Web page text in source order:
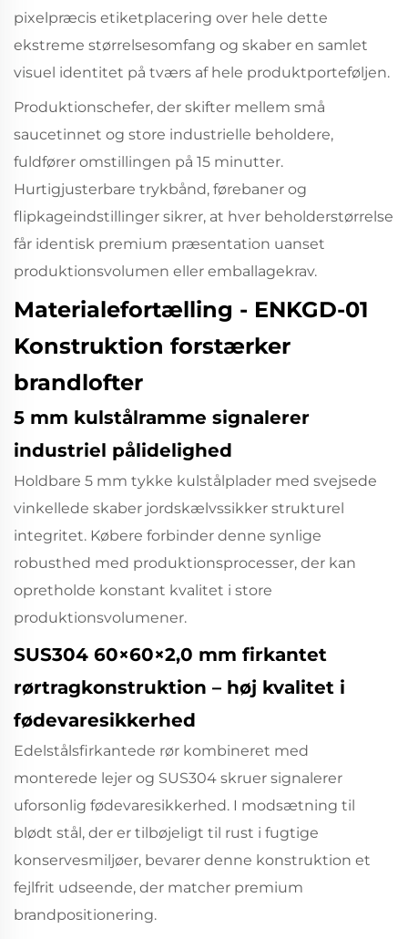
pixelpræcis etiketplacering over hele dette
ekstreme størrelsesomfang og skaber en samlet
visuel identitet på tværs af hele produktporteføljen.
Produktionschefer, der skifter mellem små
saucetinnet og store industrielle beholdere,
fuldfører omstillingen på 15 minutter.
Hurtigjusterbare trykbånd, førebaner og
flipkageindstillinger sikrer, at hver beholderstørrelse
får identisk premium præsentation uanset
produktionsvolumen eller emballagekrav.
Materialefortælling - ENKGD-01
Konstruktion forstærker
brandlofter
5 mm kulstålramme signalerer
industriel pålidelighed
Holdbare 5 mm tykke kulstålplader med svejsede
vinkellede skaber jordskælvssikker strukturel
integritet. Købere forbinder denne synlige
robusthed med produktionsprocesser, der kan
opretholde konstant kvalitet i store
produktionsvolumener.
SUS304 60×60×2,0 mm firkantet
rørtragkonstruktion – høj kvalitet i
fødevaresikkerhed
Edelstålsfirkantede rør kombineret med
monterede lejer og SUS304 skruer signalerer
uforsonlig fødevaresikkerhed. I modsætning til
blødt stål, der er tilbøjeligt til rust i fugtige
konservesmiljøer, bevarer denne konstruktion et
fejlfrit udseende, der matcher premium
brandpositionering.